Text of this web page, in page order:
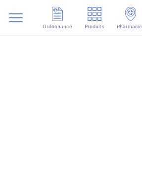
Ordonnance Produits